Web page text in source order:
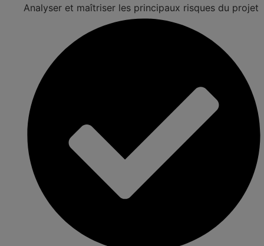
Analyser et maîtriser les principaux risques du projet